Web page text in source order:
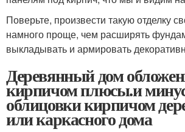
Поверьте, произвести такую отделку
намного проще, чем расширять
выкладывать и армировать
Деревянный дом
кирпичом плюсы.и
облицовки кирпичом
или каркасного дома